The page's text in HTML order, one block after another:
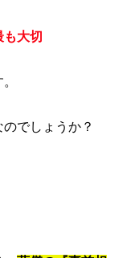
大切
でしょうか？